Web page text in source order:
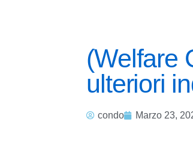
(Welfare
ulteriori
condo Marzo 23,